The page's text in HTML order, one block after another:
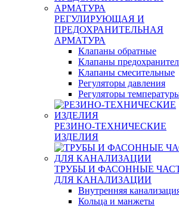
РЕГУЛИРУЮЩАЯ И
ПРЕДОХРАНИТЕЛЬНАЯ
АРМАТУРА
Клапаны обратные
Клапаны
Клапаны смесительные
Регуляторы давления
Регуляторы
РЕЗИНО-ТЕХНИЧЕСКИЕ
ИЗДЕЛИЯ
ТРУБЫ И ФАСОННЫЕ
ДЛЯ КАНАЛИЗАЦИИ
Внутренняя
Кольца и манжеты